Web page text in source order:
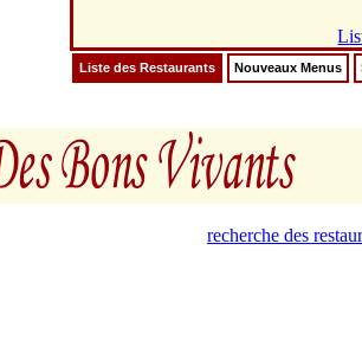
Liste des Restaurants Nouveaux Menus
recherche des